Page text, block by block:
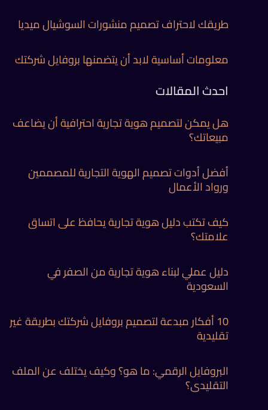
طريقك لاحتراف تصميم منشورات السوشيال ميديا
معلومات أساسية لابد أن يتضمنها بروفايل شركتك
احدث المقالات
هل يمكن لتصميم هوية تجارية احترافية أن يضاعف
مبيعاتك؟
أفضل أدوات تصميم الهوية التجارية للمصممين
ورواد الأعمال
كيف تكتب دليل هوية تجارية يحافظ على اتساق
علامتك؟
دليل عملي لبناء هوية تجارية من الصفر في
السعودية
10 أفكار مبدعة لتصميم بروفايل شركتك بطريقة غير
تقليدية
البروفايل الرقمي: ما هو؟ وكيف يختلف عن الملف
التقليدي؟